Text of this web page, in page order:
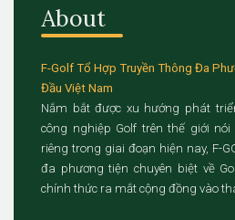
About
F-Golf Tổ Hợp Truyền Thông Đa
Đầu Việt Nam
Nắm bắt được xu hướng phát
công nghiệp Golf trên thế giới
riêng trong giai đoạn hiện nay, F-
đa phương tiện chuyên biệt về
chính thức ra mắt cộng đồng vào